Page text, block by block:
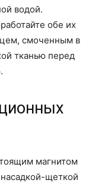
водой.
обе их
смоченным в
тканью перед
магнитом
щеткой